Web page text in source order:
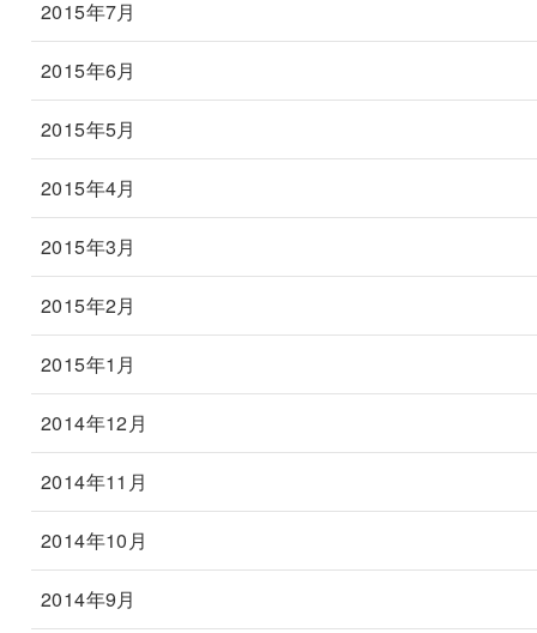
2015年7月
2015年6月
2015年5月
2015年4月
2015年3月
2015年2月
2015年1月
2014年12月
2014年11月
2014年10月
2014年9月